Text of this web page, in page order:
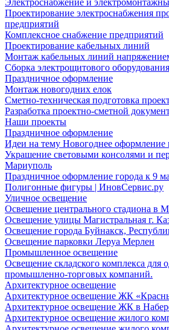
Электроснабжение и
Проектирование электроснабжения
предприятий
Комплексное снабжение предприятий
Проектирование кабельных линий
Монтаж кабельных линий
Сборка электрощитового оборудования
Праздничное оформление
Монтаж новогодних елок
Сметно-техническая подготовка
Разработка проектно-сметной
Наши проекты
Праздничное оформление
Идеи на тему Новогоднее оформление
Украшение световыми консолями и
Мариуполь
Праздничное оформление города к 9
Полигонные фигуры | ИновСервис.ру
Уличное освещение
Освещение центрального стадиона в
Освещение улицы Магистральная г.
Освещение города Буйнакск,
Освещение парковки Леруа Мерлен
Промышленное освещение
Освещение складского комплекса для
промышленно-торговых компаний.
Архитектурное освещение
Архитектурное освещение ЖК
Архитектурное освещение ЖК в
Архитектурное освещение жилого